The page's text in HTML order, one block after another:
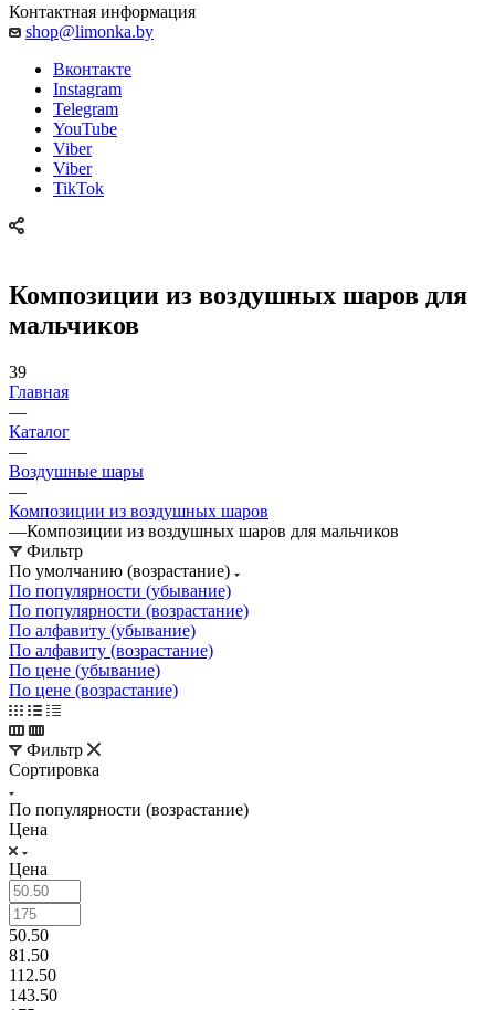
Контактная информация
shop@limonka.by
Вконтакте
Instagram
Telegram
YouTube
Viber
Viber
TikTok
Композиции из воздушных шаров для
мальчиков
39
Главная
—
Каталог
—
Воздушные шары
—
Композиции из воздушных шаров
—Композиции из воздушных шаров для мальчиков
Фильтр
По умолчанию (возрастание)
По популярности (убывание)
По популярности (возрастание)
По алфавиту (убывание)
По алфавиту (возрастание)
По цене (убывание)
По цене (возрастание)
Фильтр
Сортировка
По популярности (возрастание)
Цена
Цена
50.50
81.50
112.50
143.50